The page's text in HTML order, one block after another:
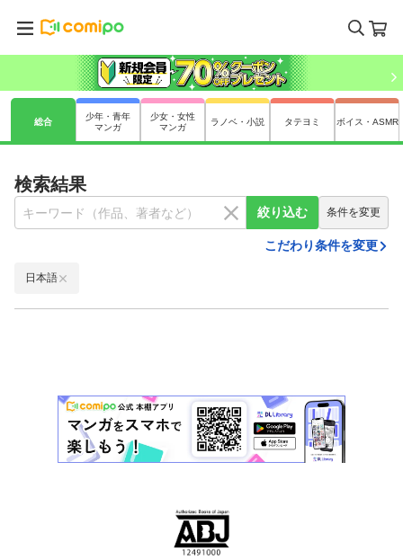
総合
少年・青年
マンガ
少女・女性
マンガ
ラノベ・小説 タテヨミ ボイス・ASMR
検索結果
絞り込む 条件を変更
こだわり条件を変更
日本語